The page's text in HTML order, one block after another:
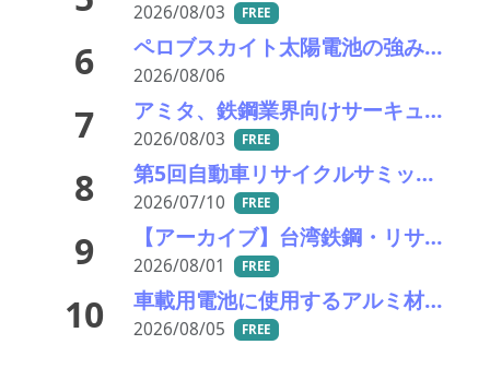
2026/08/03 FREE
6 ペロブスカイト太陽電池の強みはリサイクル性にあり―東大の瀬川氏がエコプレミアムクラブで講演
2026/08/06
7 アミタ、鉄鋼業界向けサーキュラーマテリアルの販売を開始―大平洋金属と協業
2026/08/03 FREE
8 第5回自動車リサイクルサミット ～再生材料をいかに使うか、違法業者対策、中古車輸出問題を語ろう～
2026/07/10 FREE
9 【アーカイブ】台湾鉄鋼・リサイクル産業視察ツアー
2026/08/01 FREE
10 車載用電池に使用するアルミ材の水平リサイクルを実現―PPES・日本軽金属・冨士発條・PEX
2026/08/05 FREE